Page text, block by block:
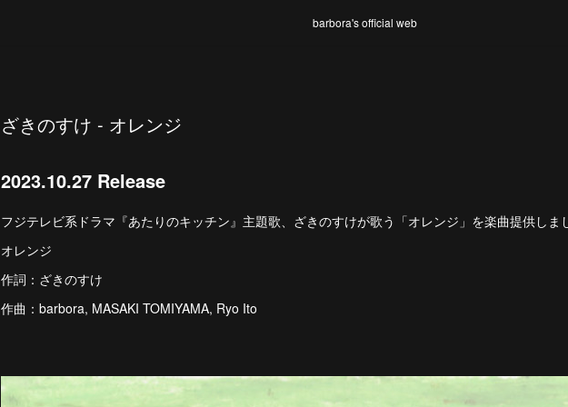
barbora's official web
ざきのすけ - オレンジ
2023.10.27 Release
フジテレビ系ドラマ『あたりのキッチン』主題歌、ざきのすけが歌う「オレンジ」を楽曲提供しま
オレンジ
作詞：ざきのすけ
作曲：barbora, MASAKI TOMIYAMA, Ryo Ito